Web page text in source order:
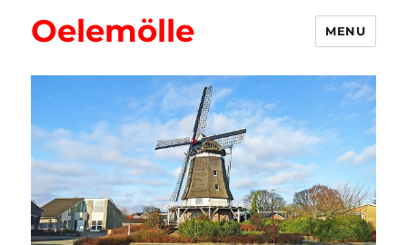
Oelemölle MENU